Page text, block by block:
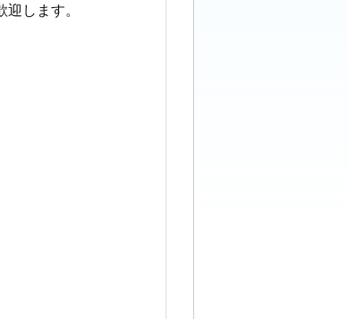
します。